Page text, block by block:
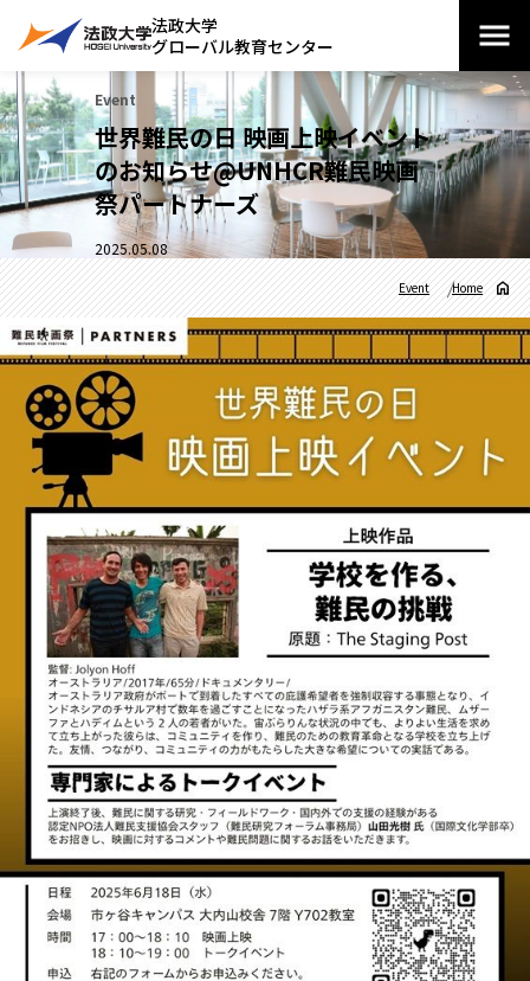
法政大学
グローバル教育センター
Event
世界難民の日 映画上映イベント
のお知らせ@UNHCR難民映画
祭パートナーズ
2025.05.08
Home
Event